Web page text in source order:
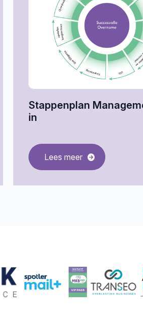
Stappenplan
in
Lees meer